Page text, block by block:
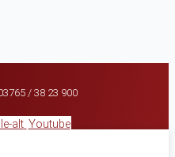
/ 38 23 900
alt Youtube